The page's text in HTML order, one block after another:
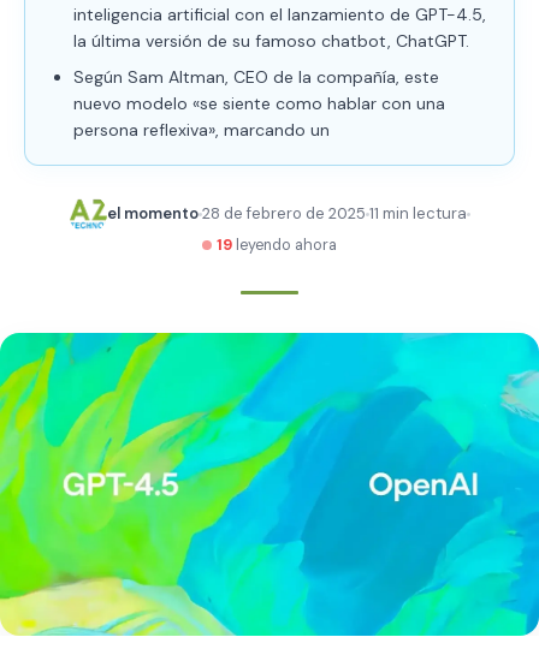
inteligencia artificial con el lanzamiento de GPT-4.5,
la última versión de su famoso chatbot, ChatGPT.
Según Sam Altman, CEO de la compañía, este
nuevo modelo «se siente como hablar con una
persona reflexiva», marcando un
el momento28 de febrero de 2025 11 min lectura
19 leyendo ahora